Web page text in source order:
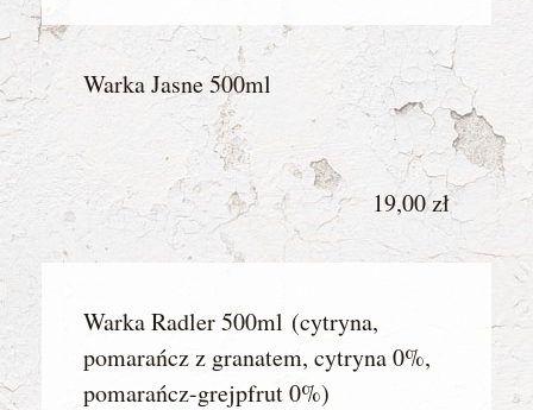
Warka Jasne 500ml
19,00 zł
Warka Radler 500ml (cytryna,
pomarańcz z granatem, cytryna 0%,
pomarańcz-grejpfrut 0%)